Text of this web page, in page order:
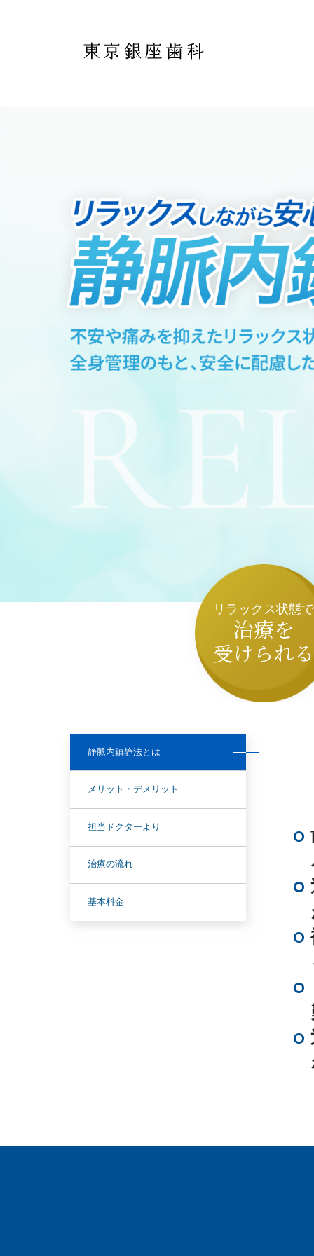
リラックス状態で
治療を
受けられる
静脈内鎮静法とは
メリット・デメリット
担当ドクターより
治療の流れ
基本料金